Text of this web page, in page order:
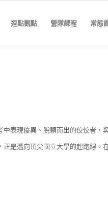
逗點觀點 營隊課程 常態
表現優異、脫穎而出的佼佼者，
是邁向頂尖國立大學的起跑線